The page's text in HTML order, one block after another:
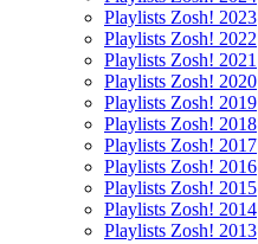
Playlists Zosh! 2023
Playlists Zosh! 2022
Playlists Zosh! 2021
Playlists Zosh! 2020
Playlists Zosh! 2019
Playlists Zosh! 2018
Playlists Zosh! 2017
Playlists Zosh! 2016
Playlists Zosh! 2015
Playlists Zosh! 2014
Playlists Zosh! 2013